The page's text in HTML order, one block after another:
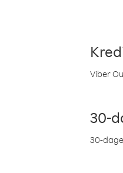
Viber
30-
30-